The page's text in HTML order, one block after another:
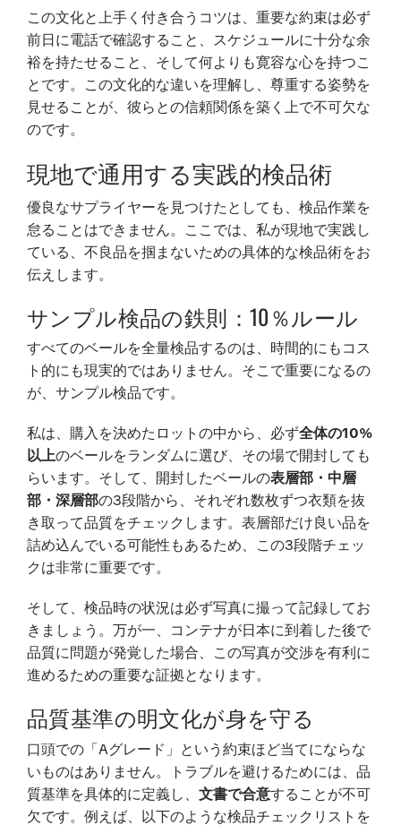
この文化と上手く付き合うコツは、重要な約束は必ず
前日に電話で確認すること、スケジュールに十分な余
裕を持たせること、そして何よりも寛容な心を持つこ
とです。この文化的な違いを理解し、尊重する姿勢を
見せることが、彼らとの信頼関係を築く上で不可欠な
のです。
現地で通用する実践的検品術
優良なサプライヤーを見つけたとしても、検品作業を
怠ることはできません。ここでは、私が現地で実践し
ている、不良品を掴まないための具体的な検品術をお
伝えします。
サンプル検品の鉄則：10％ルール
すべてのベールを全量検品するのは、時間的にもコス
ト的にも現実的ではありません。そこで重要になるの
が、サンプル検品です。
私は、購入を決めたロットの中から、必ず全体の10%
以上のベールをランダムに選び、その場で開封しても
らいます。そして、開封したベールの表層部・中層
部・深層部の3段階から、それぞれ数枚ずつ衣類を抜
き取って品質をチェックします。表層部だけ良い品を
詰め込んでいる可能性もあるため、この3段階チェッ
クは非常に重要です。
そして、検品時の状況は必ず写真に撮って記録してお
きましょう。万が一、コンテナが日本に到着した後で
品質に問題が発覚した場合、この写真が交渉を有利に
進めるための重要な証拠となります。
品質基準の明文化が身を守る
口頭での「Aグレード」という約束ほど当てにならな
いものはありません。トラブルを避けるためには、品
質基準を具体的に定義し、 文書で合意することが不可
欠です。例えば、以下のような検品チェックリストを